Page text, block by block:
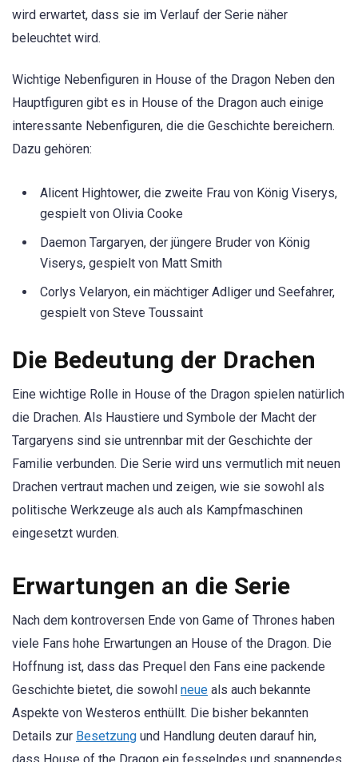
wird erwartet, dass sie im Verlauf der Serie näher
beleuchtet wird.
Wichtige Nebenfiguren in House of the Dragon Neben den
Hauptfiguren gibt es in House of the Dragon auch einige
interessante Nebenfiguren, die die Geschichte bereichern.
Dazu gehören:
Alicent Hightower, die zweite Frau von König Viserys,
gespielt von Olivia Cooke
Daemon Targaryen, der jüngere Bruder von König
Viserys, gespielt von Matt Smith
Corlys Velaryon, ein mächtiger Adliger und Seefahrer,
gespielt von Steve Toussaint
Die Bedeutung der Drachen
Eine wichtige Rolle in House of the Dragon spielen natürlich
die Drachen. Als Haustiere und Symbole der Macht der
Targaryens sind sie untrennbar mit der Geschichte der
Familie verbunden. Die Serie wird uns vermutlich mit neuen
Drachen vertraut machen und zeigen, wie sie sowohl als
politische Werkzeuge als auch als Kampfmaschinen
eingesetzt wurden.
Erwartungen an die Serie
Nach dem kontroversen Ende von Game of Thrones haben
viele Fans hohe Erwartungen an House of the Dragon. Die
Hoffnung ist, dass das Prequel den Fans eine packende
Geschichte bietet, die sowohl neue als auch bekannte
Aspekte von Westeros enthüllt. Die bisher bekannten
Details zur Besetzung und Handlung deuten darauf hin,
dass House of the Dragon ein fesselndes und spannendes